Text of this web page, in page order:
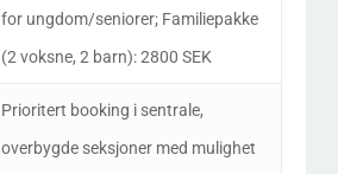
for ungdom/seniorer; Familiepakke
(2 voksne, 2 barn): 2800 SEK
Prioritert booking i sentrale,
overbygde seksjoner med mulighet